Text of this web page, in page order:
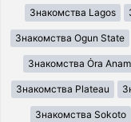
Знакомства Lagos
Знакомства Ogun State
Знакомства Ȯra
Знакомства Plateau
Знакомства Sokoto